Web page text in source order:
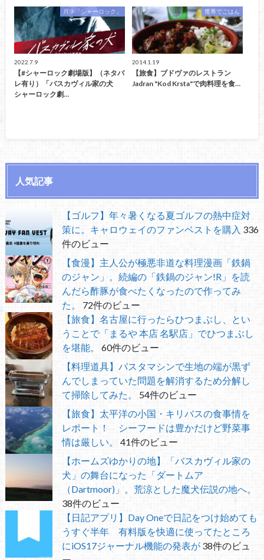
月９「シャーロック」
2022.7.9
【#シャーロック劇場版】（ネタバ
レ有り）「バスカヴィル家の犬
シャーロック劇…
世界でごはん
2014.1.19
【旅食】ブドヴァのレストラン
Jadran "Kod Krsta"で肉料理を食…
人気記事
【ゴルフ】年々暑くなる夏ゴルフの熱中症対
策に。キャロウェイのファンベストを購入 336
件のビュー
【食漫】主人公が極悪非道な料理漫画「鉄鍋
のジャン」。続編の「鉄鍋のジャン!R」を読
んだら酢豚が食べたくなったので作ってみ
た。
72件のビュー
【旅食】名古屋に行ったらひつまぶし、とい
うことで「まるや 本店 名駅店」でひつまぶし
を堪能。
60件のビュー
【料理道具】パスタマシンで生地の端が黒ず
んでしまっていた問題を解消するため分解し
て掃除してみた。
54件のビュー
【旅食】太平洋の小国・キリバスの食事情を
レポート！ シーフードは豊かだけど野菜事
情は厳しい。
41件のビュー
【ホームズゆかりの地】「バスカヴィル家の
犬」の舞台になった「ダートムア
（Dartmoor)」。荒涼とした魔犬伝説の地へ。
38件のビュー
【日記アプリ】Day Oneで日記をつけ始めても
うすぐ半年 有料版を快適に使ってたところ
にiOS17ジャーナル機能の発表が 38件のビュ